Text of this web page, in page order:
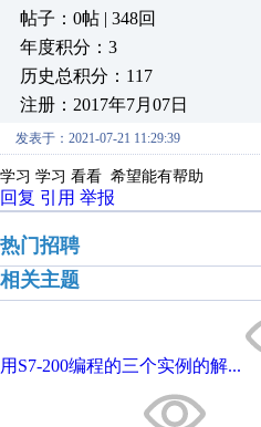
帖子：0帖 | 348回
年度积分：3
历史总积分：117
注册：2017年7月07日
发表于：2021-07-21 11:29:39
学习 学习 看看 希望能有帮助
回复 引用 举报
热门招聘
相关主题
用S7-200编程的三个实例的解...